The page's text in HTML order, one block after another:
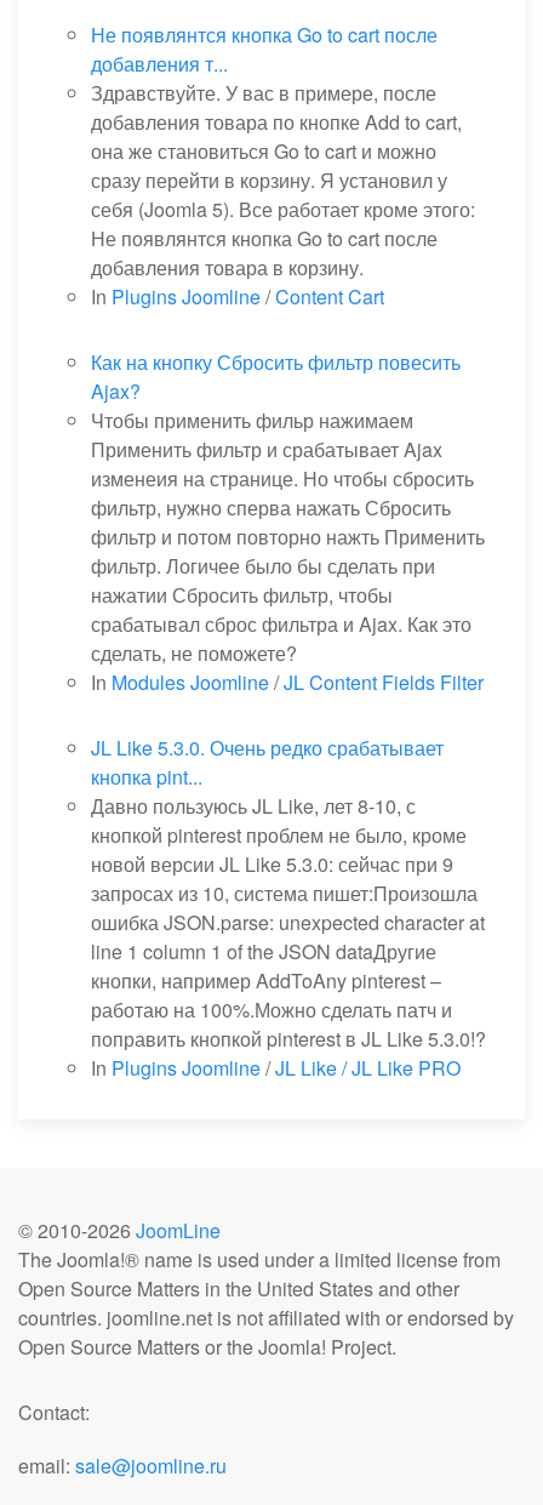
Не появлянтся кнопка Go to cart после
добавления т...
Здравствуйте. У вас в примере, после
добавления товара по кнопке Add to cart,
она же становиться Go to cart и можно
сразу перейти в корзину. Я установил у
себя (Joomla 5). Все работает кроме этого:
Не появлянтся кнопка Go to cart после
добавления товара в корзину.
In Plugins Joomline/Content Cart
Как на кнопку Сбросить фильтр повесить
Ajax?
Чтобы применить фильр нажимаем
Применить фильтр и срабатывает Ajax
изменеия на странице. Но чтобы сбросить
фильтр, нужно сперва нажать Сбросить
фильтр и потом повторно нажть Применить
фильтр. Логичее было бы сделать при
нажатии Сбросить фильтр, чтобы
срабатывал сброс фильтра и Ajax. Как это
сделать, не поможете?
In Modules Joomline/JL Content Fields Filter
JL Like 5.3.0. Очень редко срабатывает
кнопка pint...
Давно пользуюсь JL Like, лет 8-10, с
кнопкой pinterest проблем не было, кроме
новой версии JL Like 5.3.0: сейчас при 9
запросах из 10, система пишет:Произошла
ошибка JSON.parse: unexpected character at
line 1 column 1 of the JSON dataДругие
кнопки, например AddToAny pinterest –
работаю на 100%.Можно сделать патч и
поправить кнопкой pinterest в JL Like 5.3.0!?
In Plugins Joomline/JL Like / JL Like PRO
© 2010-2026 JoomLine
The Joomla!® name is used under a limited license from
Open Source Matters in the United States and other
countries. joomline.net is not affiliated with or endorsed by
Open Source Matters or the Joomla! Project.
Contact:
email: sale@joomline.ru